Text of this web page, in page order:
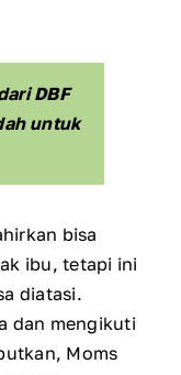
DBF
untuk
bisa
ibu, tetapi ini
diatasi.
dan mengikuti
Moms